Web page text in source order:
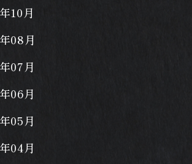
10月
08月
07月
06月
05月
04月